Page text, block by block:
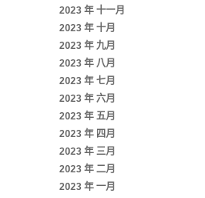
2023 年 十一月
2023 年 十月
2023 年 九月
2023 年 八月
2023 年 七月
2023 年 六月
2023 年 五月
2023 年 四月
2023 年 三月
2023 年 二月
2023 年 一月